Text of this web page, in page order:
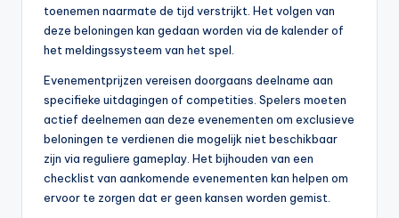
toenemen naarmate de tijd verstrijkt. Het volgen van
deze beloningen kan gedaan worden via de kalender of
het meldingssysteem van het spel.
Evenementprijzen vereisen doorgaans deelname aan
specifieke uitdagingen of competities. Spelers moeten
actief deelnemen aan deze evenementen om exclusieve
beloningen te verdienen die mogelijk niet beschikbaar
zijn via reguliere gameplay. Het bijhouden van een
checklist van aankomende evenementen kan helpen om
ervoor te zorgen dat er geen kansen worden gemist.